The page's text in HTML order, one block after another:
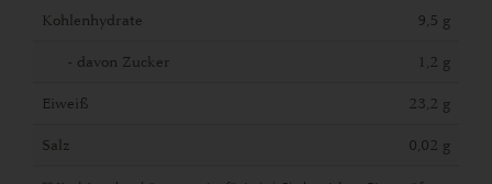
Kohlenhydrate 9,5 g
- davon Zucker 1,2 g
Eiweiß 23,2 g
Salz 0,02 g